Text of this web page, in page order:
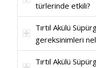
türlerinde etkili?
Tırtıl Akülü
gereksinimleri
Tırtıl Akülü